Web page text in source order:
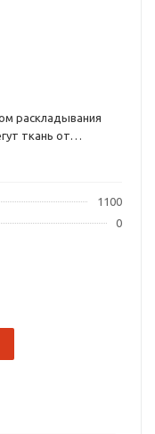
раскладывания
ткань от
сделают
1100
0